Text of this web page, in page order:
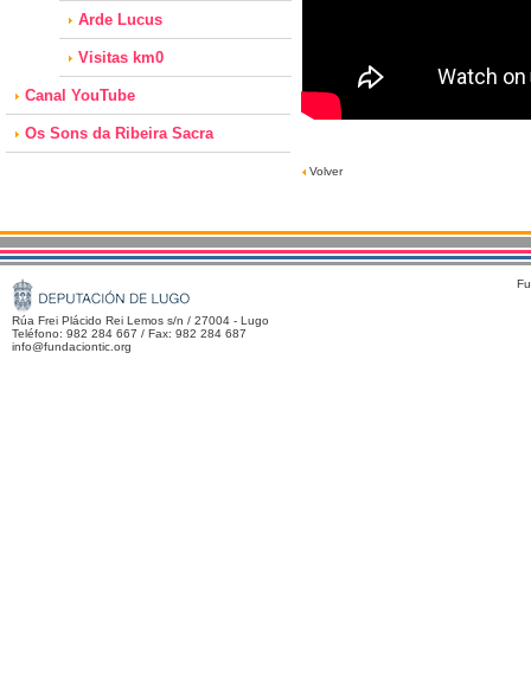
Arde Lucus
Visitas km0
Canal YouTube
Os Sons da Ribeira Sacra
Volver
Rúa Frei Plácido Rei Lemos s/n / 27004 - Lugo
Teléfono: 982 284 667 / Fax: 982 284 687
info@fundaciontic.org